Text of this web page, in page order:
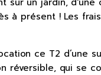
présent ! Les
ce T2 d’une
qui se